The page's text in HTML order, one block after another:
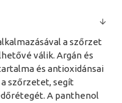
a szőrzet
válik. Argán és
és antioxidánsai
szőrzetet, segít
A panthenol